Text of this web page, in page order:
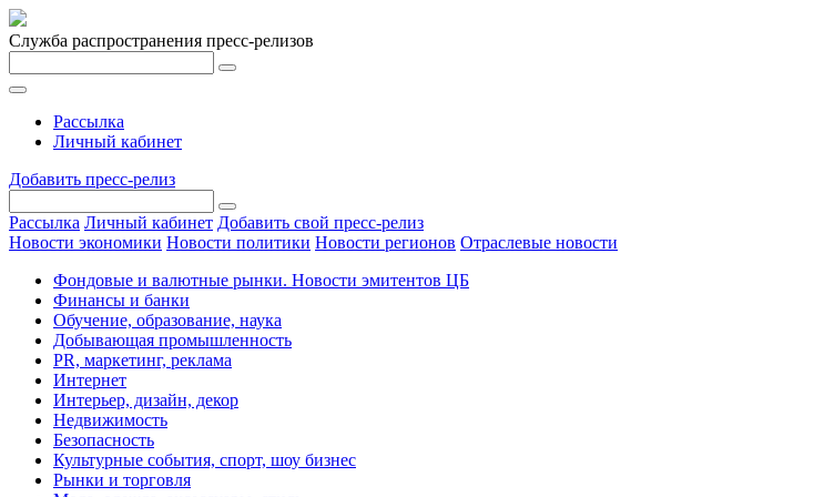
Служба распространения пресс-релизов
Рассылка
Личный кабинет
Добавить пресс-релиз
Рассылка Личный кабинет Добавить свой пресс-релиз
Новости экономики Новости политики Новости регионов Отраслевые новости
Фондовые и валютные рынки. Новости эмитентов ЦБ
Финансы и банки
Обучение, образование, наука
Добывающая промышленность
PR, маркетинг, реклама
Интернет
Интерьер, дизайн, декор
Недвижимость
Безопасность
Культурные события, спорт, шоу бизнес
Рынки и торговля